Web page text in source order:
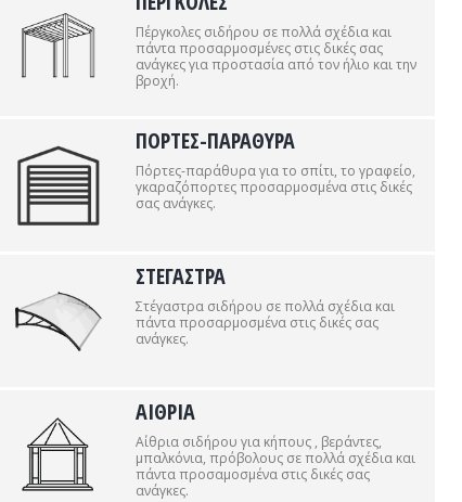
Πέργκολες σιδήρου σε πολλά σχέδια και
πάντα προσαρμοσμένες στις δικές σας
ανάγκες για προστασία από τον ήλιο και την
βροχή.
ΠΟΡΤΕΣ-ΠΑΡΑΘΥΡΑ
Πόρτες-παράθυρα για το σπίτι, το γραφείο,
γκαραζόπορτες προσαρμοσμένα στις δικές
σας ανάγκες.
ΣΤΕΓΑΣΤΡΑ
Στέγαστρα σιδήρου σε πολλά σχέδια και
πάντα προσαρμοσμένα στις δικές σας
ανάγκες.
ΑΙΘΡΙΑ
Αίθρια σιδήρου για κήπους , βεράντες,
μπαλκόνια, πρόβολους σε πολλά σχέδια και
πάντα προσαμοσμένα στις δικές σας
ανάγκες.